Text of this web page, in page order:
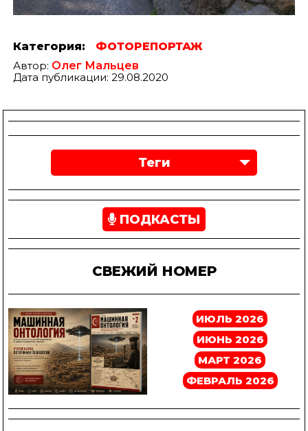
Категория:
ФОТОРЕПОРТАЖ
Автор: Олег Мальцев
Дата публикации: 29.08.2020
Теги
ПОДКАСТЫ
СВЕЖИЙ НОМЕР
ИЮЛЬ 2026
ИЮНЬ 2026
МАРТ 2026
ФЕВРАЛЬ 2026